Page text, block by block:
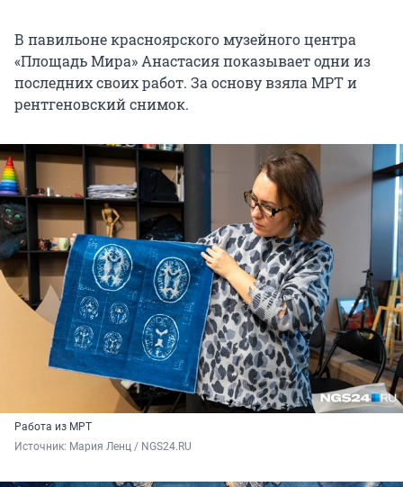
В павильоне красноярского музейного центра
«Площадь Мира» Анастасия показывает одни из
последних своих работ. За основу взяла МРТ и
рентгеновский снимок.
Работа из МРТ
Источник: Мария Ленц / NGS24.RU